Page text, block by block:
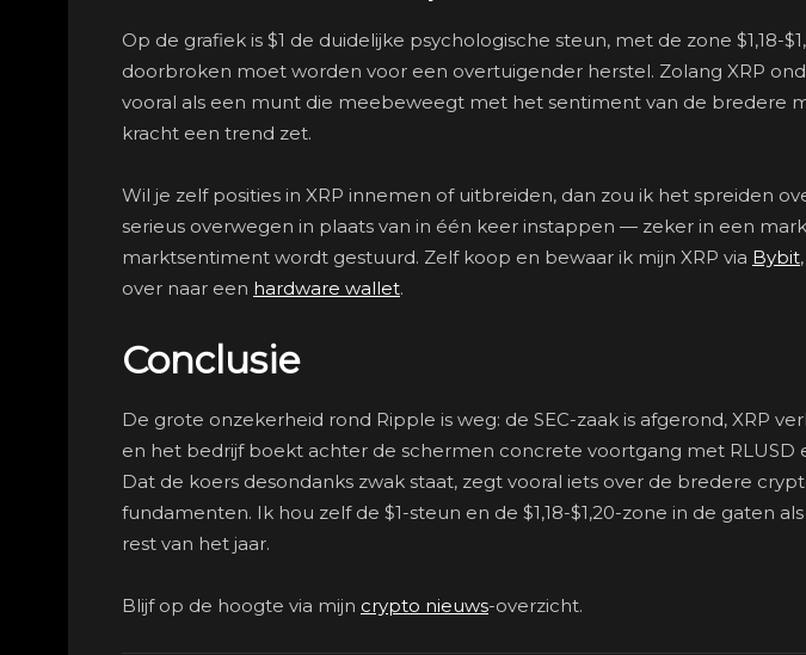
Op de grafiek is $1 de duidelijke psychologische steun, met de zone $1,18-
doorbroken moet worden voor een overtuigender herstel. Zolang XRP
vooral als een munt die meebeweegt met het sentiment van de bredere
kracht een trend zet.
Wil je zelf posities in XRP innemen of uitbreiden, dan zou ik het spreiden
serieus overwegen in plaats van in één keer instappen — zeker in een
marktsentiment wordt gestuurd. Zelf koop en bewaar ik mijn XRP via Bybit
over naar een hardware wallet.
Conclusie
De grote onzekerheid rond Ripple is weg: de SEC-zaak is afgerond, XRP
en het bedrijf boekt achter de schermen concrete voortgang met RLUSD
Dat de koers desondanks zwak staat, zegt vooral iets over de bredere
fundamenten. Ik hou zelf de $1-steun en de $1,18-$1,20-zone in de gaten
rest van het jaar.
Blijf op de hoogte via mijn crypto nieuws-overzicht.